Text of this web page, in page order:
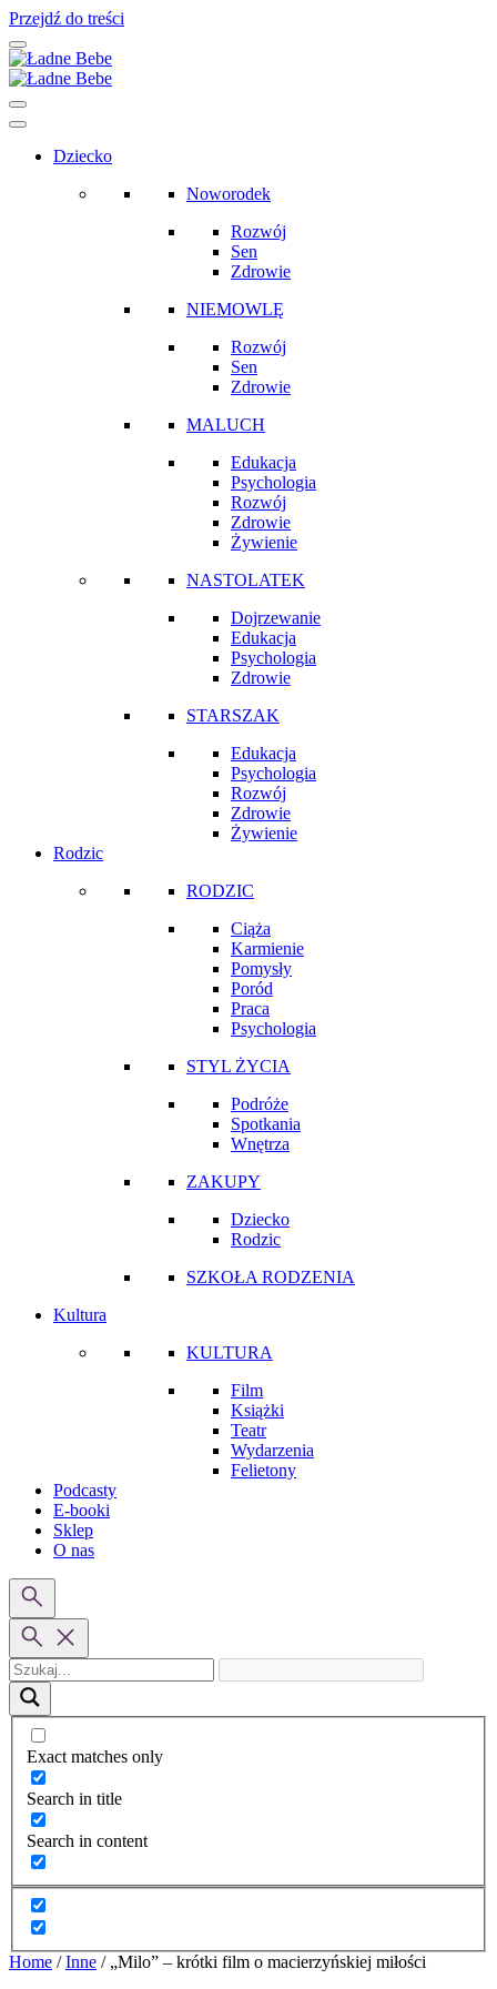
Przejdź do treści
Main
Navigation
Dziecko
Noworodek
Rozwój
Sen
Zdrowie
NIEMOWLĘ
Rozwój
Sen
Zdrowie
MALUCH
Edukacja
Psychologia
Rozwój
Zdrowie
Żywienie
NASTOLATEK
Dojrzewanie
Edukacja
Psychologia
Zdrowie
STARSZAK
Edukacja
Psychologia
Rozwój
Zdrowie
Żywienie
Rodzic
RODZIC
Ciąża
Karmienie
Pomysły
Poród
Praca
Psychologia
STYL ŻYCIA
Podróże
Spotkania
Wnętrza
ZAKUPY
Dziecko
Rodzic
SZKOŁA RODZENIA
Kultura
KULTURA
Film
Książki
Teatr
Wydarzenia
Felietony
Podcasty
E-booki
Sklep
O nas
Exact matches only
Search in title
Search in content
Home / Inne / „Milo” – krótki film o macierzyńskiej miłości